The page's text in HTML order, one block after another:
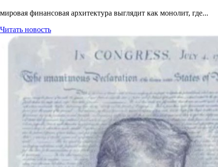
мировая финансовая архитектура выглядит как монолит, где...
Читать новость